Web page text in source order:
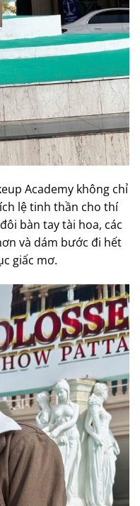
Academy không chỉ
lệ tinh thần cho thí
bàn tay tài hoa, các
và dám bước đi hết
giấc mơ.